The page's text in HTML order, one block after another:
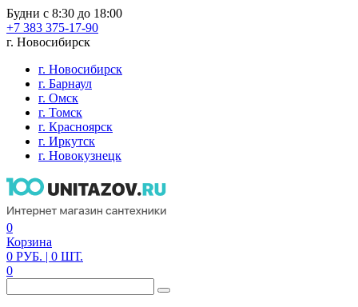
Будни с 8:30 до 18:00
+7 383 375-17-90
г. Новосибирск
г. Новосибирск
г. Барнаул
г. Омск
г. Томск
г. Красноярск
г. Иркутск
г. Новокузнецк
0
Корзина
0 РУБ. | 0 ШТ.
0